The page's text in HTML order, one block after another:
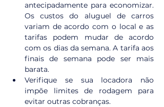
antecipadamente para economizar.
Os custos do aluguel de carros
variam de acordo com o local e as
tarifas podem mudar de acordo
com os dias da semana. A tarifa aos
finais de semana pode ser mais
barata.
Verifique se sua locadora não
impõe limites de rodagem para
evitar outras cobranças.